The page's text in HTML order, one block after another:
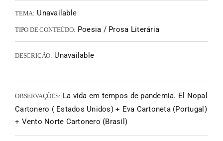
TEMA: Unavailable
TIPO DE CONTEÚDO: Poesia / Prosa Literária
DESCRIÇÃO: Unavailable
OBSERVAÇÕES: La vida em tempos de pandemia. El Nopal
Cartonero ( Estados Unidos) + Eva Cartoneta (Portugal)
+ Vento Norte Cartonero (Brasil)